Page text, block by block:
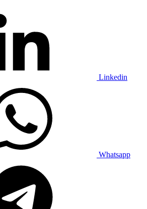
Linkedin
Whatsapp